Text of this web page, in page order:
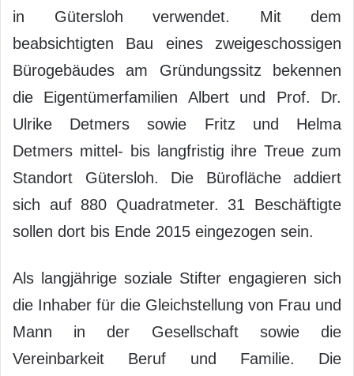
in Gütersloh verwendet. Mit dem
beabsichtigten Bau eines zweigeschossigen
Bürogebäudes am Gründungssitz bekennen
die Eigentümerfamilien Albert und Prof. Dr.
Ulrike Detmers sowie Fritz und Helma
Detmers mittel- bis langfristig ihre Treue zum
Standort Gütersloh. Die Bürofläche addiert
sich auf 880 Quadratmeter. 31 Beschäftigte
sollen dort bis Ende 2015 eingezogen sein.
Als langjährige soziale Stifter engagieren sich
die Inhaber für die Gleichstellung von Frau und
Mann in der Gesellschaft sowie die
Vereinbarkeit Beruf und Familie. Die